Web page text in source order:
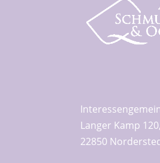
Langer Kamp 120,
22850